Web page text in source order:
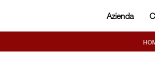
Azienda